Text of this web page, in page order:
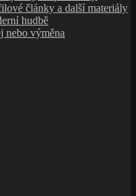
články a další materiály
hudbě
nebo výměna